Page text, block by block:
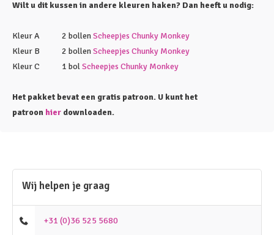
Wilt u dit kussen in andere kleuren haken? Dan heeft u nodig:
Kleur A 2 bollenScheepjes Chunky Monkey
Kleur B 2 bollenScheepjes Chunky Monkey
Kleur C 1 bolScheepjes Chunky Monkey
Het pakket bevat een gratis patroon. U kunt het
patroon hier downloaden.
Wij helpen je graag
+31 (0)36 525 5680